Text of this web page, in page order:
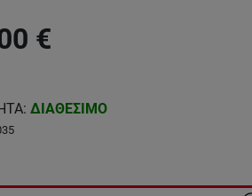
€
: ΔΙΑΘΕΣΙΜΟ